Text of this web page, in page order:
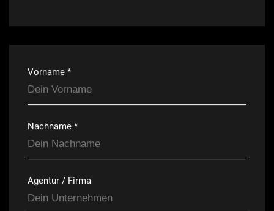
Vorname *
Nachname *
Agentur / Firma